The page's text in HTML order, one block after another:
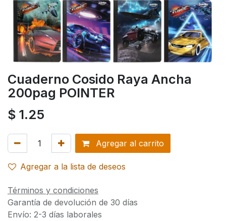
Cuaderno Cosido Raya Ancha
200pag POINTER
$ 1.25
Agregar al carrito
Agregar a la lista de deseos
Términos y condiciones
Garantía de devolución de 30 días
Envío: 2-3 días laborales